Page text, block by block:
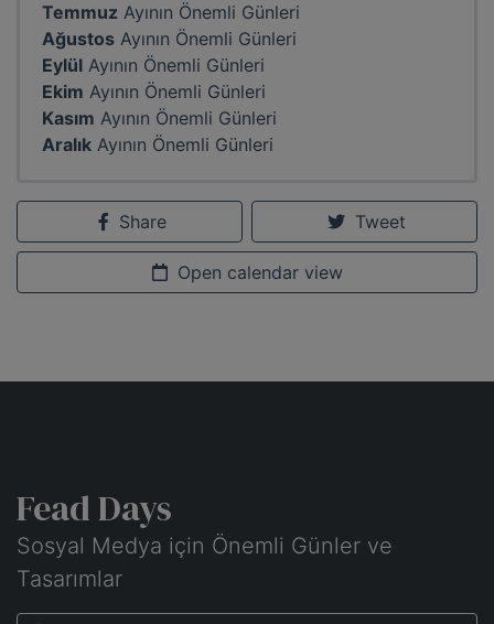
Temmuz Ayının Önemli Günleri
Ağustos Ayının Önemli Günleri
Eylül Ayının Önemli Günleri
Ekim Ayının Önemli Günleri
Kasım Ayının Önemli Günleri
Aralık Ayının Önemli Günleri
Share Tweet
Open calendar view
Fead Days
Sosyal Medya için Önemli Günler ve
Tasarımlar